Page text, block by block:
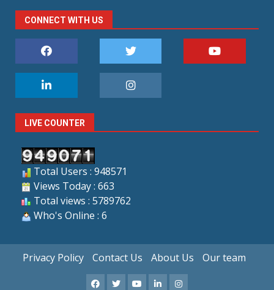
CONNECT WITH US
LIVE COUNTER
Total Users : 948571
Views Today : 663
Total views : 5789762
Who's Online : 6
Privacy Policy Contact Us About Us Our team
Facebook
X YoutubeLinkedInInstagram